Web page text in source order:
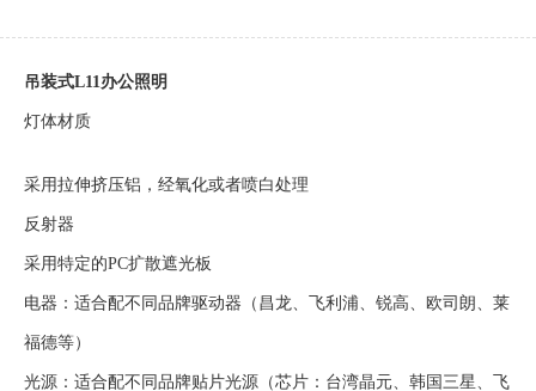
吊装式L11办公照明
灯体材质
采用拉伸挤压铝，经氧化或者喷白处理
反射器
采用特定的PC扩散遮光板
电器：适合配不同品牌驱动器（昌龙、飞利浦、锐高、欧司朗、莱
福德等）
光源：适合配不同品牌贴片光源（芯片：台湾晶元、韩国三星、飞